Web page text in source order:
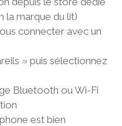
la marque du lit)
connecter avec un
» puis sélectionnez
Bluetooth ou Wi-Fi
est bien